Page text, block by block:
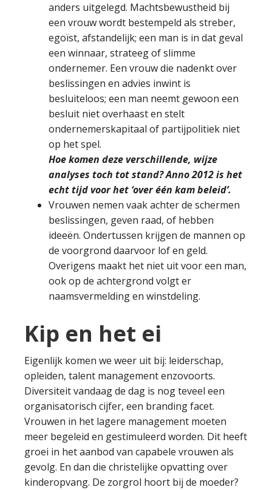
anders uitgelegd. Machtsbewustheid bij
een vrouw wordt bestempeld als streber,
egoïst, afstandelijk; een man is in dat geval
een winnaar, strateeg of slimme
ondernemer. Een vrouw die nadenkt over
beslissingen en advies inwint is
besluiteloos; een man neemt gewoon een
besluit niet overhaast en stelt
ondernemerskapitaal of partijpolitiek niet
op het spel.
Hoe komen deze verschillende, wijze
analyses toch tot stand? Anno 2012 is het
echt tijd voor het ‘over één kam beleid’.
Vrouwen nemen vaak achter de schermen
beslissingen, geven raad, of hebben
ideeën. Ondertussen krijgen de mannen op
de voorgrond daarvoor lof en geld.
Overigens maakt het niet uit voor een man,
ook op de achtergrond volgt er
naamsvermelding en winstdeling.
Kip en het ei
Eigenlijk komen we weer uit bij: leiderschap,
opleiden, talent management enzovoorts.
Diversiteit vandaag de dag is nog teveel een
organisatorisch cijfer, een branding facet.
Vrouwen in het lagere management moeten
meer begeleid en gestimuleerd worden. Dit heeft
groei in het aanbod van capabele vrouwen als
gevolg. En dan die christelijke opvatting over
kinderopvang. De zorgrol hoort bij de moeder?